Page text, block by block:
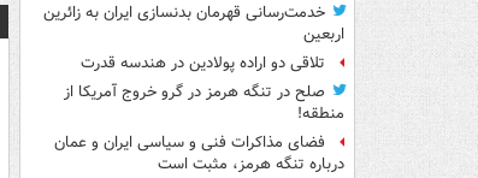
خدمت‌رسانی قهرمان بدنسازی ایران به زائرین
اربعین
تلاقی دو اراده پولادین در هندسه قدرت
صلح در تنگه هرمز در گرو خروج آمریکا از
منطقه!
فضای مذاکرات فنی و سیاسی ایران و عمان
درباره تنگه هرمز، مثبت است